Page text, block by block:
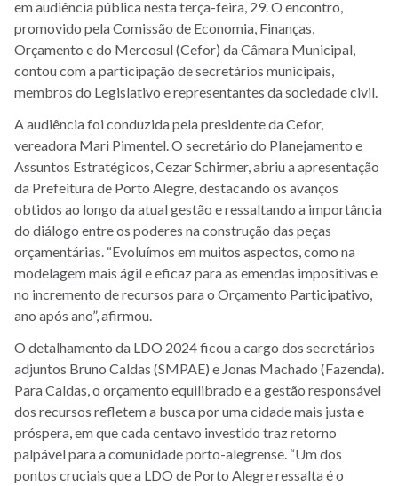
em audiência pública nesta terça-feira, 29. O encontro,
promovido pela Comissão de Economia, Finanças,
Orçamento e do Mercosul (Cefor) da Câmara Municipal,
contou com a participação de secretários municipais,
membros do Legislativo e representantes da sociedade civil.
A audiência foi conduzida pela presidente da Cefor,
vereadora Mari Pimentel. O secretário do Planejamento e
Assuntos Estratégicos, Cezar Schirmer, abriu a apresentação
da Prefeitura de Porto Alegre, destacando os avanços
obtidos ao longo da atual gestão e ressaltando a importância
do diálogo entre os poderes na construção das peças
orçamentárias. “Evoluímos em muitos aspectos, como na
modelagem mais ágil e eficaz para as emendas impositivas e
no incremento de recursos para o Orçamento Participativo,
ano após ano”, afirmou.
O detalhamento da LDO 2024 ficou a cargo dos secretários
adjuntos Bruno Caldas (SMPAE) e Jonas Machado (Fazenda).
Para Caldas, o orçamento equilibrado e a gestão responsável
dos recursos refletem a busca por uma cidade mais justa e
próspera, em que cada centavo investido traz retorno
palpável para a comunidade porto-alegrense. “Um dos
pontos cruciais que a LDO de Porto Alegre ressalta é o